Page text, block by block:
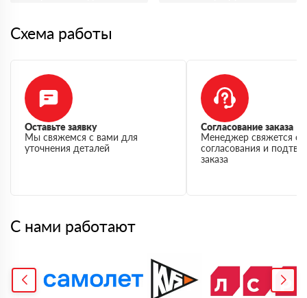
Схема работы
Оставьте заявку
Мы свяжемся с вами для
уточнения деталей
Согласование заказа
Менеджер свяжется с
согласования и
заказа
С нами работают